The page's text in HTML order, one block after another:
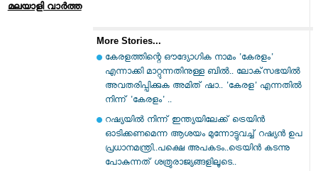
മലയാളി വാര്‍ത്ത
More Stories...
കേരളത്തിന്റെ ഔദ്യോഗിക നാമം 'കേരളം'
എന്നാക്കി മാറ്റുന്നതിനുള്ള ബിൽ.. ലോക്‌സഭയിൽ
അവതരിപ്പിക്കുക അമിത് ഷാ.. 'കേരള' എന്നതിൽ
നിന്ന് 'കേരളം' ..
റഷ്യയിൽ നിന്ന് ഇന്ത്യയിലേക്ക് ട്രെയിൻ
ഓടിക്കണമെന്ന ആശയം മുന്നോട്ടുവച്ച് റഷ്യൻ ഉപ
പ്രധാനമന്ത്രി..പക്ഷെ അപകടം..ട്രെയിൻ കടന്നു
പോകുന്നത് ശത്രുരാജ്യങ്ങളിലൂടെ..